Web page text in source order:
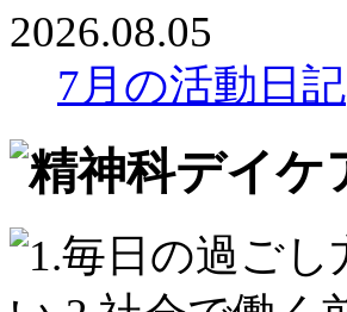
2026.08.05
7月の活動日記